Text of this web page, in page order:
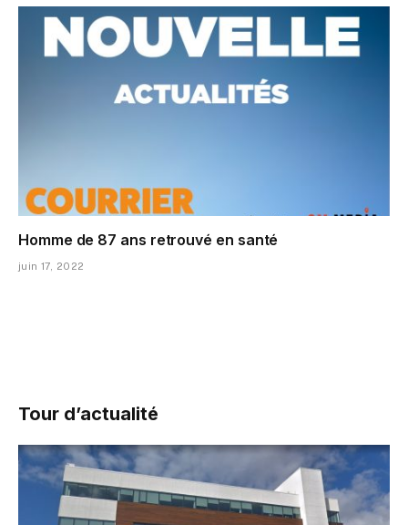
Homme de 87 ans retrouvé en santé
juin 17, 2022
Tour d’actualité